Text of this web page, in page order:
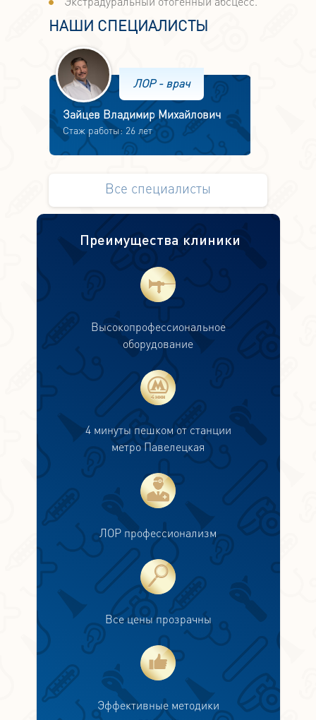
НАШИ СПЕЦИАЛИСТЫ
ЛОР - врач
Зайцев Владимир Михайлович
Стаж работы: 26 лет
Все специалисты
Преимущества клиники
Высокопрофессиональное
оборудование
4 минуты пешком от станции
метро Павелецкая
ЛОР профессионализм
Все цены прозрачны
Эффективные методики